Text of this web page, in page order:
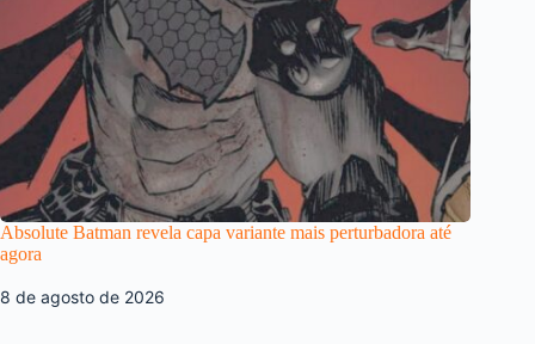
Absolute Batman revela capa variante mais perturbadora até
agora
8 de agosto de 2026